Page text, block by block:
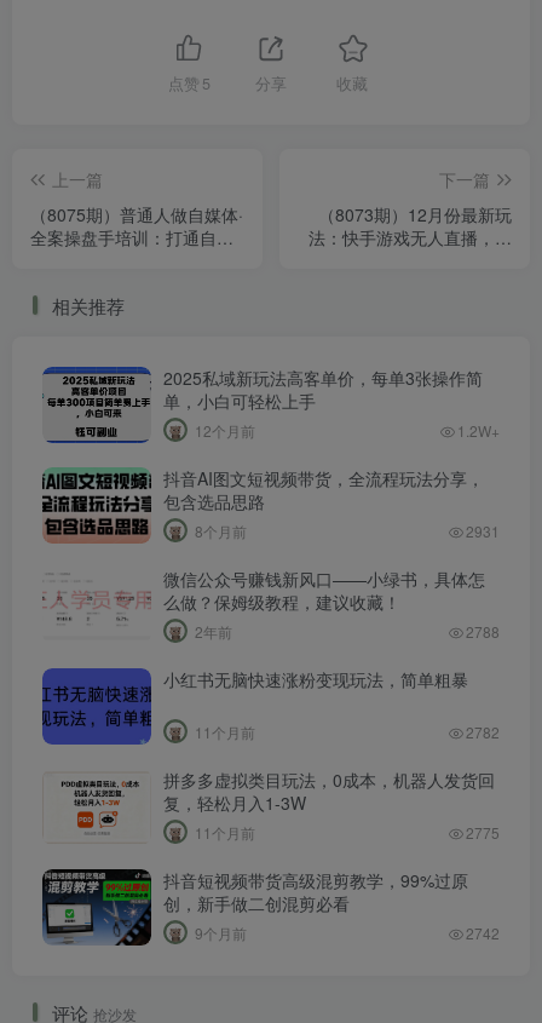
点赞 5 分享 收藏
上一篇
（8075期）普通人做自媒体·
全案操盘手培训：打通自然
下一篇
（8073期）12月份最新玩
法：快手游戏无人直播，操
相关推荐
2025私域新玩法高客单价，每单3张操作简
单，小白可轻松上手
12个月前 1.2W+
抖音AI图文短视频带货，全流程玩法分享，
包含选品思路
8个月前 2931
微信公众号赚钱新风口——小绿书，具体怎
么做？保姆级教程，建议收藏！
2年前 2788
小红书无脑快速涨粉变现玩法，简单粗暴
11个月前 2782
拼多多虚拟类目玩法，0成本，机器人发货回
复，轻松月入1-3W
11个月前 2775
抖音短视频带货高级混剪教学，99%过原
创，新手做二创混剪必看
9个月前 2742
评论 抢沙发